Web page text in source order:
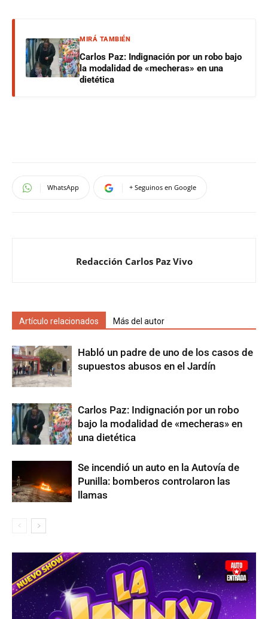
MIRÁ TAMBIÉN
Carlos Paz: Indignación por un robo bajo
la modalidad de «mecheras» en una
dietética
WhatsApp + Seguinos en Google
Redacción Carlos Paz Vivo
Artículo relacionados Más del autor
Habló un padre de uno de los casos de
supuestos abusos en el Jardín
Carlos Paz: Indignación por un robo
bajo la modalidad de «mecheras» en
una dietética
Se incendió un auto en la Autovía de
Punilla: bomberos controlaron las
llamas